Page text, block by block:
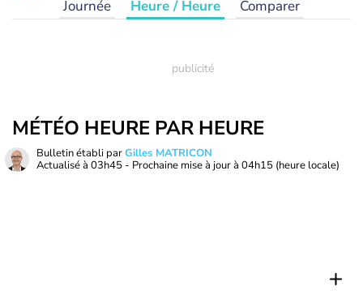
Journée Heure / Heure Comparer
MÉTÉO HEURE PAR HEURE
Bulletin établi parGilles MATRICON
Actualisé à 03h45 - Prochaine mise à jour à 04h15 (heure locale)